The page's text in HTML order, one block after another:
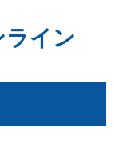
ライン